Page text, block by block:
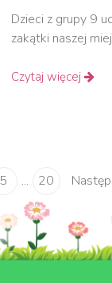
Dzieci z grupy 9
zakątki naszej
Czytaj więcej
5 ... 20